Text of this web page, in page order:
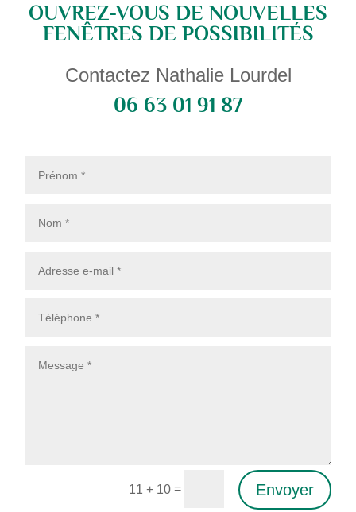
OUVREZ-VOUS DE NOUVELLES
FENÊTRES DE POSSIBILITÉS
Contactez Nathalie Lourdel
06 63 01 91 87
11 + 10= Envoyer